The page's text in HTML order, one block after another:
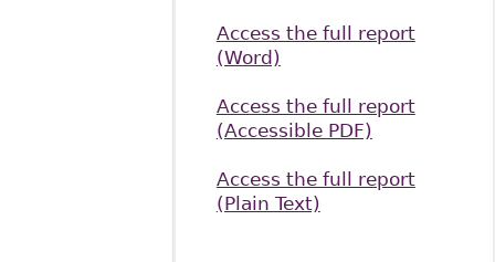
Access the full report
(Word)
Access the full report
(Accessible PDF)
Access the full report
(Plain Text)